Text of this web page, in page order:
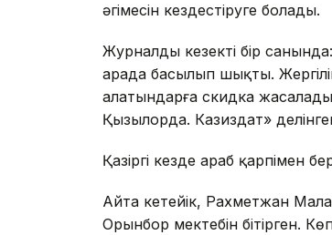
әңгімесін кездестіруге болады.
Журналдың кезекті бір
арада басылып шықты.
алатындарға скидка
Қызылорда. Казиздат»
Қазіргі кезде араб қарпімен
Айта кетейік, Рахметжан
Орынбор мектебін бітірген.